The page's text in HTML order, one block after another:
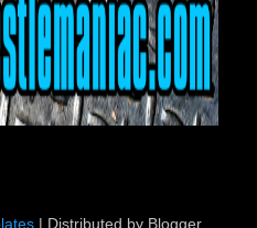
| Distributed by Blogger